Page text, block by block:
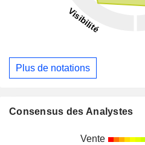
Plus de notations
Consensus des Analystes
Vente